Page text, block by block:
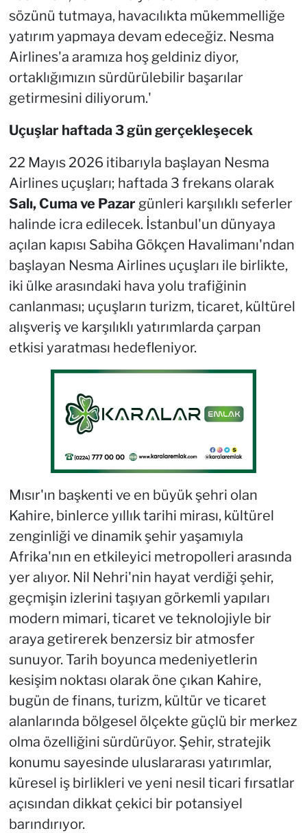
sözünü tutmaya, havacılıkta mükemmelliğe
yatırım yapmaya devam edeceğiz. Nesma
Airlines'a aramıza hoş geldiniz diyor,
ortaklığımızın sürdürülebilir başarılar
getirmesini diliyorum.'
Uçuşlar haftada 3 gün gerçekleşecek
22 Mayıs 2026 itibarıyla başlayan Nesma
Airlines uçuşları; haftada 3 frekans olarak
Salı, Cuma ve Pazar günleri karşılıklı seferler
halinde icra edilecek. İstanbul'un dünyaya
açılan kapısı Sabiha Gökçen Havalimanı'ndan
başlayan Nesma Airlines uçuşları ile birlikte,
iki ülke arasındaki hava yolu trafiğinin
canlanması; uçuşların turizm, ticaret, kültürel
alışveriş ve karşılıklı yatırımlarda çarpan
etkisi yaratması hedefleniyor.
Mısır'ın başkenti ve en büyük şehri olan
Kahire, binlerce yıllık tarihi mirası, kültürel
zenginliği ve dinamik şehir yaşamıyla
Afrika'nın en etkileyici metropolleri arasında
yer alıyor. Nil Nehri'nin hayat verdiği şehir,
geçmişin izlerini taşıyan görkemli yapıları
modern mimari, ticaret ve teknolojiyle bir
araya getirerek benzersiz bir atmosfer
sunuyor. Tarih boyunca medeniyetlerin
kesişim noktası olarak öne çıkan Kahire,
bugün de finans, turizm, kültür ve ticaret
alanlarında bölgesel ölçekte güçlü bir merkez
olma özelliğini sürdürüyor. Şehir, stratejik
konumu sayesinde uluslararası yatırımlar,
küresel iş birlikleri ve yeni nesil ticari fırsatlar
açısından dikkat çekici bir potansiyel
barındırıyor.